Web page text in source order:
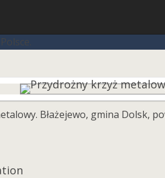
Błażejewo, gmina Dolsk,